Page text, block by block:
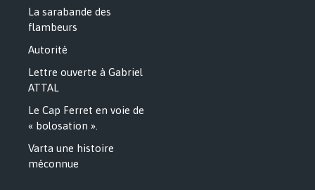
La sarabande des
flambeurs
Autorité
Lettre ouverte à Gabriel
ATTAL
Le Cap Ferret en voie de
« bolosation ».
Varta une histoire
méconnue